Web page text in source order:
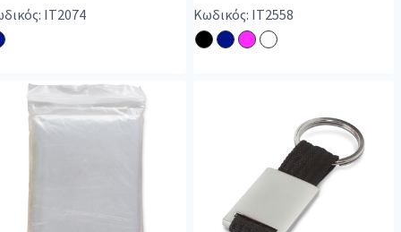
IT2074 Κωδικός: IT2558